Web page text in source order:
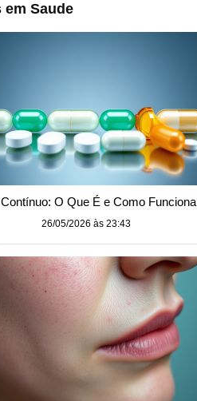
em Saude
O Que É e Como Funciona
26/05/2026 às 23:43